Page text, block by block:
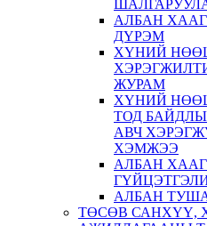
АЛБАН
ДҮРЭМ
ХҮНИЙ
ЖУРАМ
ХҮНИЙ
ТОД
АВЧ
ХЭМЖЭЭ
АЛБАН
АЛБАН
ТӨСӨВ САНХҮҮ,